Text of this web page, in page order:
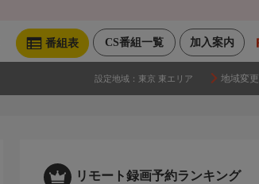
加入案内
CS番組一覧
番組表
設定地域： 東京 東エリア 地域変更
リモート録画予約ランキング